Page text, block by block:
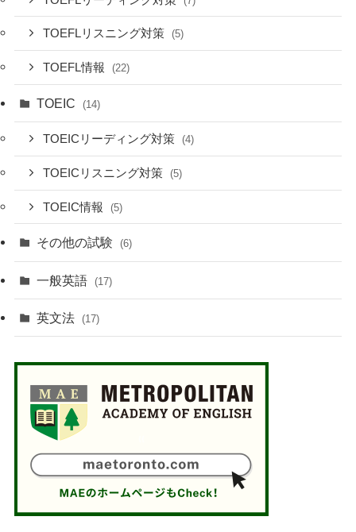
TOEFLリスニング対策 (5)
TOEFL情報 (22)
TOEIC (14)
TOEICリーディング対策 (4)
TOEICリスニング対策 (5)
TOEIC情報 (5)
その他の試験 (6)
一般英語 (17)
英文法 (17)